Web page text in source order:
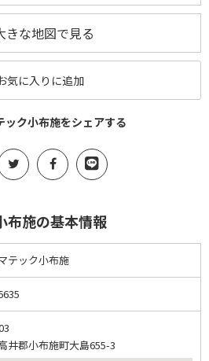
きな地図で見る
気に入りに追加
ック小布施をシェアする
布施の基本情報
テック小布施
井郡小布施町大島655-3